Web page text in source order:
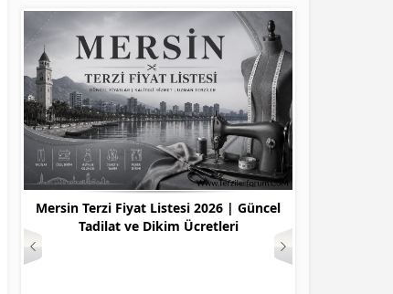
Mersin Terzi Fiyat Listesi 2026 | Güncel
Tadilat ve Dikim Ücretleri